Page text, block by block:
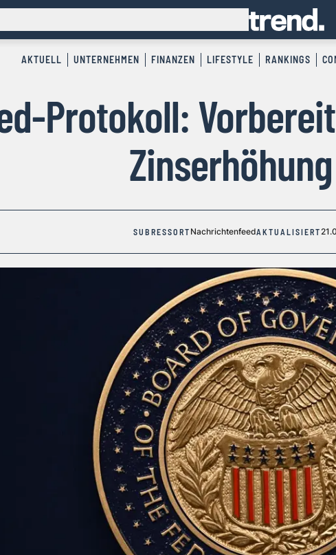
AKTUELL UNTERNEHMEN FINANZEN LIFESTYLE RANKINGS
Protokoll:
SUBRESSORT NachrichtenfeedAKTUALISIERT